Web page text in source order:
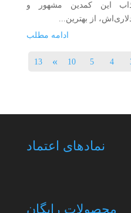
این کمدین مشهور و
از بهترین...
ادامه مطلب
4
5
10
»
13
نمادهای اعتماد
محصولات رایگان